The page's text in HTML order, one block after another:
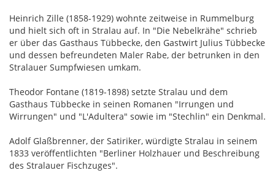
Heinrich Zille (1858-1929) wohnte zeitweise in Rummelburg
und hielt sich oft in Stralau auf. In "Die Nebelkrähe" schrieb
er über das Gasthaus Tübbecke, den Gastwirt Julius Tübbecke
und dessen befreundeten Maler Rabe, der betrunken in den
Stralauer Sumpfwiesen umkam.
Theodor Fontane (1819-1898) setzte Stralau und dem
Gasthaus Tübbecke in seinen Romanen "Irrungen und
Wirrungen" und "L'Adultera" sowie im "Stechlin" ein Denkmal.
Adolf Glaßbrenner, der Satiriker, würdigte Stralau in seinem
1833 veröffentlichten "Berliner Holzhauer und Beschreibung
des Stralauer Fischzuges".